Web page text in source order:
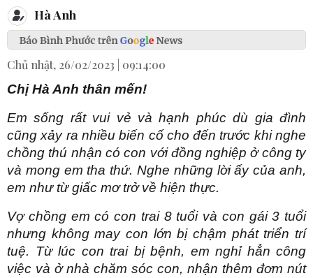
Hà Anh
Chủ nhật, 26/02/2023 | 09:14:00
Chị Hà Anh thân mến!
Em sống rất vui vẻ và hạnh phúc dù gia đình
cũng xảy ra nhiều biến cố cho đến trước khi nghe
chồng thú nhận có con với đồng nghiệp ở công ty
và mong em tha thứ. Nghe những lời ấy của anh,
em như từ giấc mơ trở về hiện thực.
Vợ chồng em có con trai 8 tuổi và con gái 3 tuổi
nhưng không may con lớn bị chậm phát triển trí
tuệ. Từ lúc con trai bị bệnh, em nghỉ hẳn công
việc và ở nhà chăm sóc con, nhận thêm đơm nút